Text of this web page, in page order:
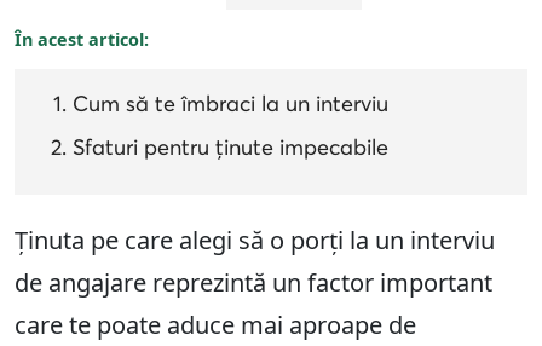
În acest articol:
Cum să te îmbraci la un interviu
Sfaturi pentru ținute impecabile
Ținuta pe care alegi să o porți la un interviu
de angajare reprezintă un factor important
care te poate aduce mai aproape de